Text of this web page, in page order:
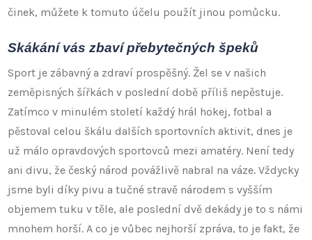
činek, můžete k tomuto účelu použít jinou pomůcku.
Skákání vás zbaví přebytečných špeků
Sport je zábavný a zdraví prospěšný. Žel se v našich
zeměpisných šířkách v poslední době příliš nepěstuje.
Zatímco v minulém století každý hrál hokej, fotbal a
pěstoval celou škálu dalších sportovních aktivit, dnes je
už málo opravdových sportovců mezi amatéry. Není tedy
ani divu, že český národ povážlivě nabral na váze. Vždycky
jsme byli díky pivu a tučné stravě národem s vyšším
objemem tuku v těle, ale poslední dvě dekády je to s námi
mnohem horší. A co je vůbec nejhorší zpráva, to je fakt, že